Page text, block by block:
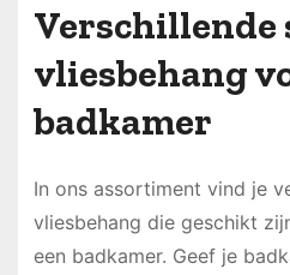
Verschillende
vliesbehang
badkamer
In ons assortiment vind je
vliesbehang die geschikt
een badkamer. Geef je